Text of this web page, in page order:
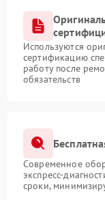
Используются
сертификацию
работу после
обязательств
Современное
экспресс-
сроки,